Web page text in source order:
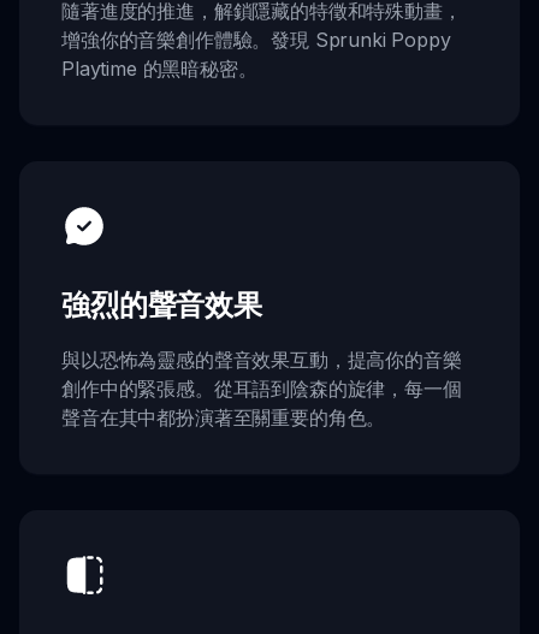
隨著進度的推進，解鎖隱藏的特徵和特殊動畫，
增強你的音樂創作體驗。發現 Sprunki Poppy
Playtime 的黑暗秘密。
強烈的聲音效果
與以恐怖為靈感的聲音效果互動，提高你的音樂
創作中的緊張感。從耳語到陰森的旋律，每一個
聲音在其中都扮演著至關重要的角色。